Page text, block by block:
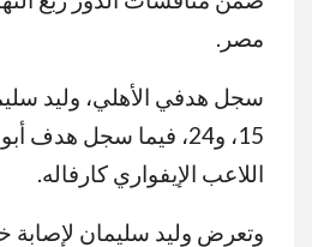
مصر.
سجل هدفي الأهلي، وليد
15، و24، فيما سجل هدف
اللاعب الإيفواري كارفاله.
وتعرض وليد سليمان لإصابة